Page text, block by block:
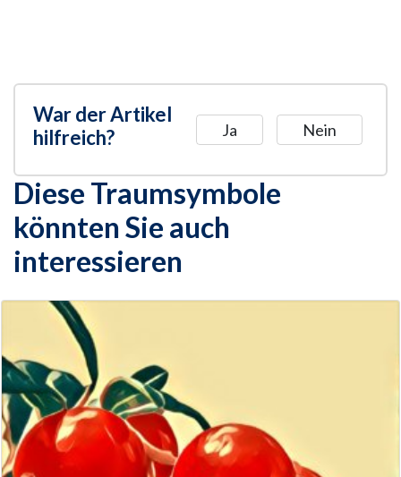
War der Artikel
hilfreich?
Ja Nein
Diese Traumsymbole
könnten Sie auch
interessieren